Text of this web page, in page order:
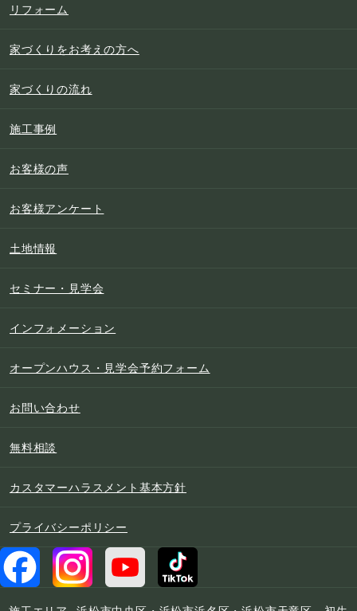
リフォーム
家づくりをお考えの方へ
家づくりの流れ
施工事例
お客様の声
お客様アンケート
土地情報
セミナー・見学会
インフォメーション
オープンハウス・見学会予約フォーム
お問い合わせ
無料相談
カスタマーハラスメント基本方針
プライバシーポリシー